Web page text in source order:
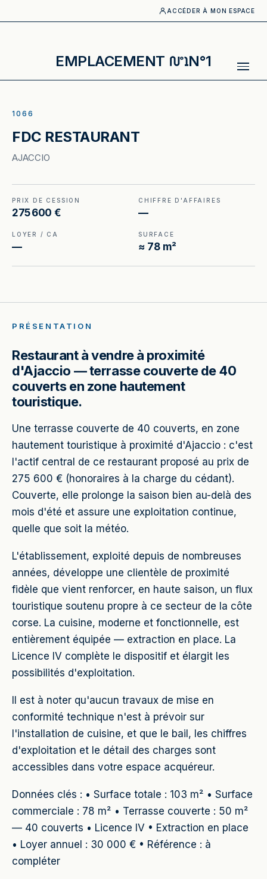
ACCÉDER À MON ESPACE
EMPLACEMENT N°1
1066
FDC RESTAURANT
AJACCIO
PRIX DE CESSION
275 600 €
CHIFFRE D'AFFAIRES
—
LOYER / CA
—
SURFACE
≈ 78 m²
PRÉSENTATION
Restaurant à vendre à proximité
d'Ajaccio — terrasse couverte de 40
couverts en zone hautement
touristique.
Une terrasse couverte de 40 couverts, en zone
hautement touristique à proximité d'Ajaccio : c'est
l'actif central de ce restaurant proposé au prix de
275 600 € (honoraires à la charge du cédant).
Couverte, elle prolonge la saison bien au-delà des
mois d'été et assure une exploitation continue,
quelle que soit la météo.
L'établissement, exploité depuis de nombreuses
années, développe une clientèle de proximité
fidèle que vient renforcer, en haute saison, un flux
touristique soutenu propre à ce secteur de la côte
corse. La cuisine, moderne et fonctionnelle, est
entièrement équipée — extraction en place. La
Licence IV complète le dispositif et élargit les
possibilités d'exploitation.
Il est à noter qu'aucun travaux de mise en
conformité technique n'est à prévoir sur
l'installation de cuisine, et que le bail, les chiffres
d'exploitation et le détail des charges sont
accessibles dans votre espace acquéreur.
Données clés : • Surface totale : 103 m² • Surface
commerciale : 78 m² • Terrasse couverte : 50 m²
— 40 couverts • Licence IV • Extraction en place
• Loyer annuel : 30 000 € • Référence : à
compléter